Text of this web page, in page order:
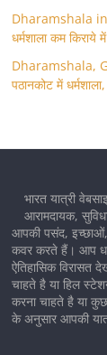
Dharamshala in
धर्मशाला कम किराये में
Dharamshala,
पठानकोट में
भारत यात्री
आरामदायक,
आपकी पसंद,
कवर करते हैं। आप
ऐतिहासिक विरासत
चाहते है या हिल
करना चाहते है या
के अनुसार आपकी